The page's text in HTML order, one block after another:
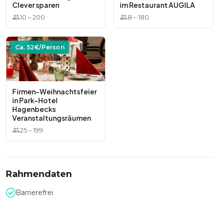
Clever sparen
10 –200
im Restaurant AUGILA
8 –180
Ca. 52€/Person
Firmen-Weihnachtsfeier
in Park-Hotel
Hagenbecks
Veranstaltungsräumen
25–199
Rahmendaten
Barrierefrei